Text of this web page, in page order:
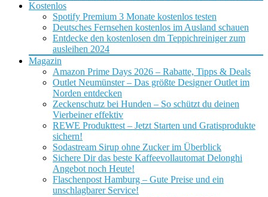
Kostenlos
Spotify Premium 3 Monate kostenlos testen
Deutsches Fernsehen kostenlos im Ausland schauen
Entdecke den kostenlosen dm Teppichreiniger zum
ausleihen 2024
Magazin
Amazon Prime Days 2026 – Rabatte, Tipps & Deals
Outlet Neumünster – Das größte Designer Outlet im
Norden entdecken
Zeckenschutz bei Hunden – So schützt du deinen
Vierbeiner effektiv
REWE Produkttest – Jetzt Starten und Gratisprodukte
sichern!
Sodastream Sirup ohne Zucker im Überblick
Sichere Dir das beste Kaffeevollautomat Delonghi
Angebot noch Heute!
Flaschenpost Hamburg – Gute Preise und ein
unschlagbarer Service!